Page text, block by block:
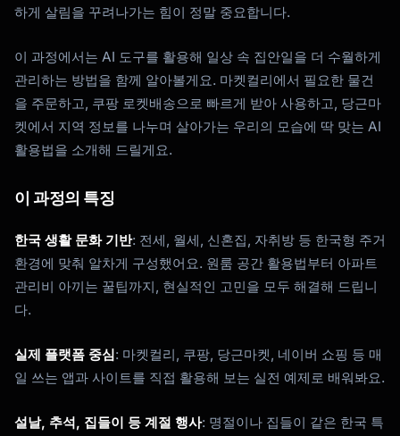
하게 살림을 꾸려나가는 힘이 정말 중요합니다.
이 과정에서는 AI 도구를 활용해 일상 속 집안일을 더 수월하게
관리하는 방법을 함께 알아볼게요. 마켓컬리에서 필요한 물건
을 주문하고, 쿠팡 로켓배송으로 빠르게 받아 사용하고, 당근마
켓에서 지역 정보를 나누며 살아가는 우리의 모습에 딱 맞는 AI
활용법을 소개해 드릴게요.
이 과정의 특징
한국 생활 문화 기반: 전세, 월세, 신혼집, 자취방 등 한국형 주거
환경에 맞춰 알차게 구성했어요. 원룸 공간 활용법부터 아파트
관리비 아끼는 꿀팁까지, 현실적인 고민을 모두 해결해 드립니
다.
실제 플랫폼 중심: 마켓컬리, 쿠팡, 당근마켓, 네이버 쇼핑 등 매
일 쓰는 앱과 사이트를 직접 활용해 보는 실전 예제로 배워봐요.
설날, 추석, 집들이 등 계절 행사: 명절이나 집들이 같은 한국 특
Kai
코스 찾기 · 도와드릴게요